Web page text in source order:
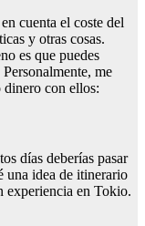
cuenta el coste del
y otras cosas.
es que puedes
me
con ellos:
días deberías pasar
una idea de itinerario
experiencia en Tokio.